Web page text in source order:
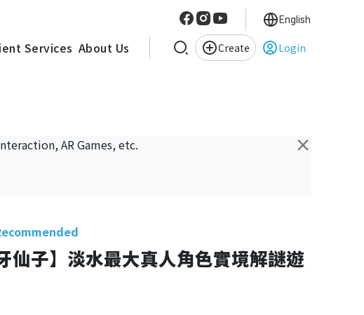
Services About Us Create Login
English
×
AR Games, etc.
仙子】淡水最大真人角色實境解謎遊